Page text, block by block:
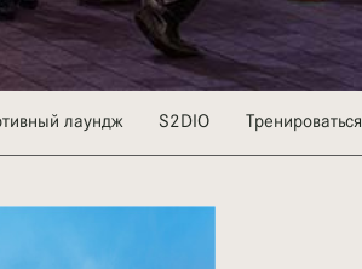
лаундж S2DIO Тренироваться